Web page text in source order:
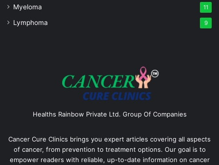
Myeloma 11
Lymphoma 9
Healths Rainbow Private Ltd. Group Of Companies
Cancer Cure Clinics brings you expert articles covering all aspects
of cancer, from prevention to treatment options. Our goal is to
empower readers with reliable, up-to-date information on cancer